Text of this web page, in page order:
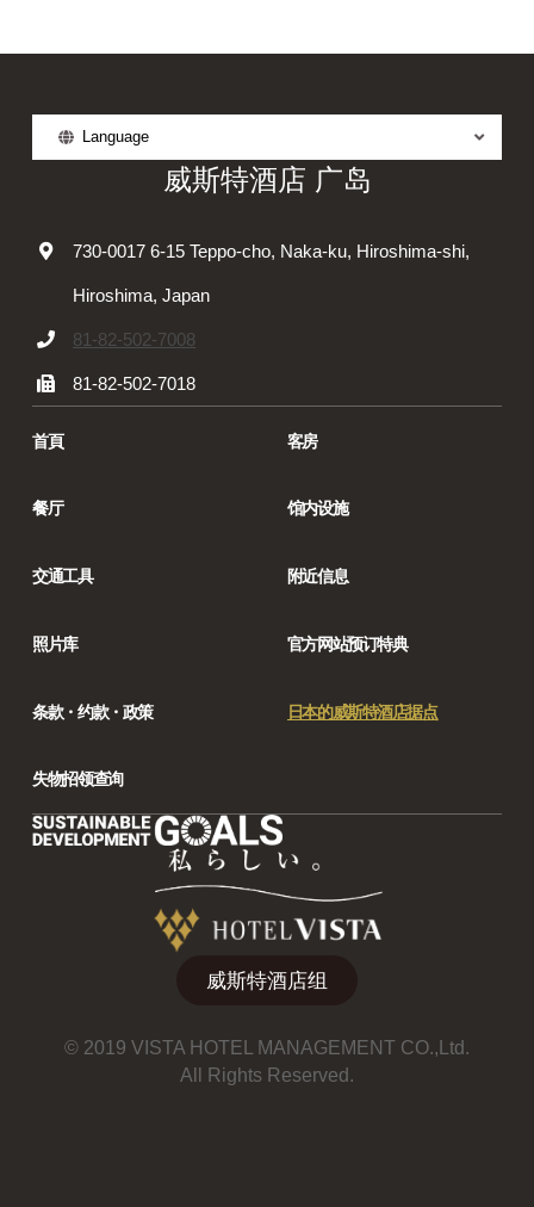
Language
威斯特酒店 广岛
730-0017 6-15 Teppo-cho, Naka-ku, Hiroshima-shi,
Hiroshima, Japan
81-82-502-7008
81-82-502-7018
首頁 客房
餐厅 馆内设施
交通工具 附近信息
照片库 官方网站预订特典
条款・约款・政策 日本的威斯特酒店据点
失物招领查询
威斯特酒店组
© 2019 VISTA HOTEL MANAGEMENT CO.,Ltd.
All Rights Reserved.